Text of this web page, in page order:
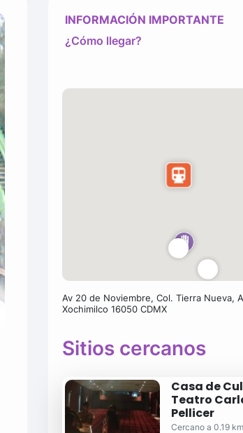
INFORMACIÓN IMPORTANTE
¿Cómo llegar?
Av 20 de Noviembre, Col. Tierra Nueva,
Xochimilco 16050 CDMX
Sitios cercanos
Casa de
Teatro
Pellicer
Cercano a 0.19